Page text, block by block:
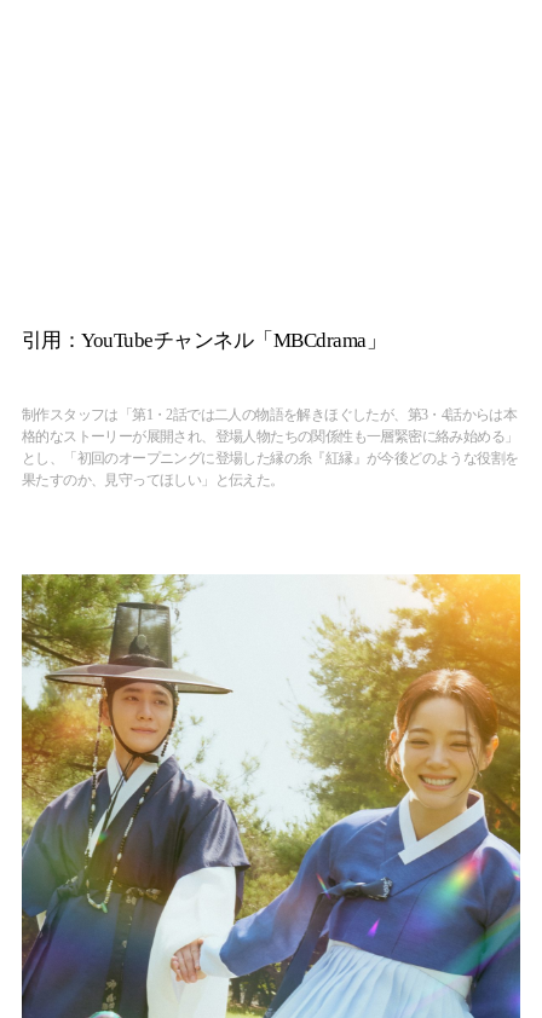
引用：YouTubeチャンネル「MBCdrama」
制作スタッフは「第1・2話では二人の物語を解きほぐしたが、第3・4話からは本
格的なストーリーが展開され、登場人物たちの関係性も一層緊密に絡み始める」
とし、「初回のオープニングに登場した縁の糸『紅縁』が今後どのような役割を
果たすのか、見守ってほしい」と伝えた。